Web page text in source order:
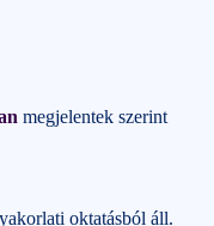
megjelentek szerint
oktatásból áll.